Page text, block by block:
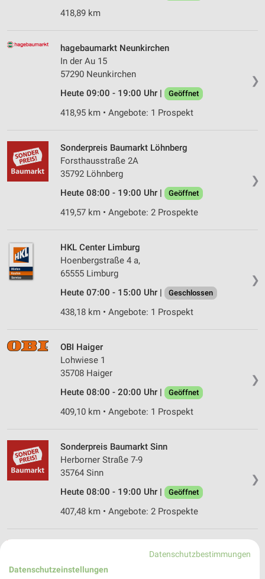
418,89 km
❯
hagebaumarkt Neunkirchen
In der Au 15
57290 Neunkirchen
Heute 09:00 - 19:00 Uhr |
Geöffnet
418,95 km • Angebote: 1 Prospekt
❯
Sonderpreis Baumarkt Löhnberg
Forsthausstraße 2A
35792 Löhnberg
Heute 08:00 - 19:00 Uhr |
Geöffnet
419,57 km • Angebote: 2 Prospekte
❯
HKL Center Limburg
Hoenbergstraße 4 a,
65555 Limburg
Heute 07:00 - 15:00 Uhr |
Geschlossen
438,18 km • Angebote: 1 Prospekt
❯
OBI Haiger
Lohwiese 1
35708 Haiger
Heute 08:00 - 20:00 Uhr |
Geöffnet
409,10 km • Angebote: 1 Prospekt
❯
Sonderpreis Baumarkt Sinn
Herborner Straße 7-9
35764 Sinn
Heute 08:00 - 19:00 Uhr |
Geöffnet
407,48 km • Angebote: 2 Prospekte
57518 Betzdorf
Datenschutzbestimmungen
Datenschutzeinstellungen